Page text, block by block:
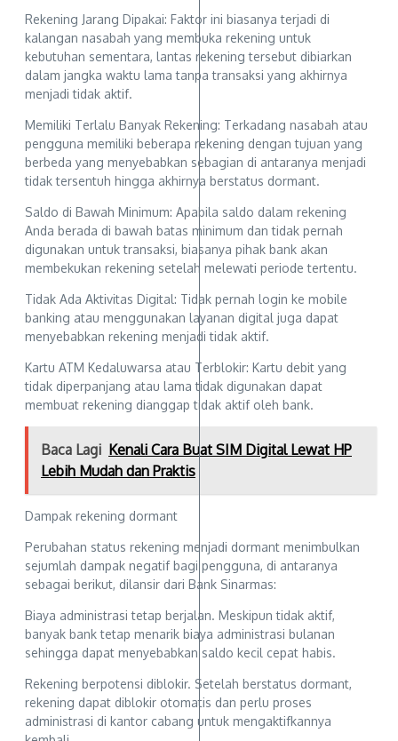
Rekening Jarang Dipakai: Faktor ini biasanya terjadi di
kalangan nasabah yang membuka rekening untuk
kebutuhan sementara, lantas rekening tersebut dibiarkan
dalam jangka waktu lama tanpa transaksi yang akhirnya
menjadi tidak aktif.
Memiliki Terlalu Banyak Rekening: Terkadang nasabah atau
pengguna memiliki beberapa rekening dengan tujuan yang
berbeda yang menyebabkan sebagian di antaranya menjadi
tidak tersentuh hingga akhirnya berstatus dormant.
Saldo di Bawah Minimum: Apabila saldo dalam rekening
Anda berada di bawah batas minimum dan tidak pernah
digunakan untuk transaksi, biasanya pihak bank akan
membekukan rekening setelah melewati periode tertentu.
Tidak Ada Aktivitas Digital: Tidak pernah login ke mobile
banking atau menggunakan layanan digital juga dapat
menyebabkan rekening menjadi tidak aktif.
Kartu ATM Kedaluwarsa atau Terblokir: Kartu debit yang
tidak diperpanjang atau lama tidak digunakan dapat
membuat rekening dianggap tidak aktif oleh bank.
Baca Lagi Kenali Cara Buat SIM Digital Lewat HP
Lebih Mudah dan Praktis
Dampak rekening dormant
Perubahan status rekening menjadi dormant menimbulkan
sejumlah dampak negatif bagi pengguna, di antaranya
sebagai berikut, dilansir dari Bank Sinarmas:
Biaya administrasi tetap berjalan. Meskipun tidak aktif,
banyak bank tetap menarik biaya administrasi bulanan
sehingga dapat menyebabkan saldo kecil cepat habis.
Rekening berpotensi diblokir. Setelah berstatus dormant,
rekening dapat diblokir otomatis dan perlu proses
administrasi di kantor cabang untuk mengaktifkannya